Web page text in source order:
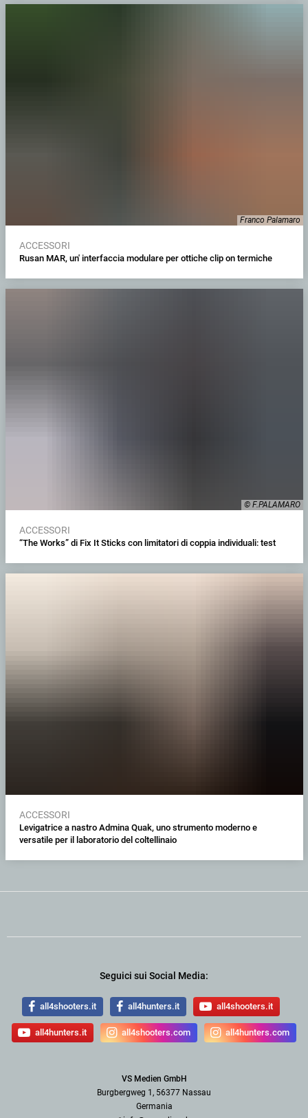
Franco Palamaro
ACCESSORI
Rusan MAR, un' interfaccia modulare per ottiche clip on termiche
© F.PALAMARO
ACCESSORI
“The Works” di Fix It Sticks con limitatori di coppia individuali: test
ACCESSORI
Levigatrice a nastro Admina Quak, uno strumento moderno e
versatile per il laboratorio del coltellinaio
Seguici sui Social Media:
all4shooters.it all4hunters.it all4shooters.it
all4hunters.it all4shooters.com all4hunters.com
VS Medien GmbH
Burgbergweg 1, 56377 Nassau
Germania